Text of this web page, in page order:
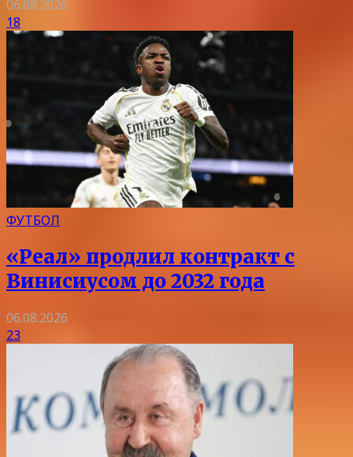
06.08.2026
18
ФУТБОЛ
«Реал» продлил контракт с
Винисиусом до 2032 года
06.08.2026
23